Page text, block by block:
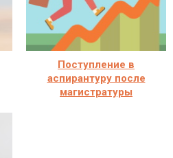
Поступление в
аспирантуру после
магистратуры